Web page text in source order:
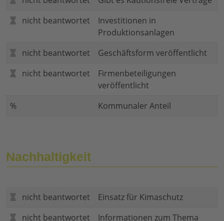
nicht beantwortet
Investitionen in
Produktionsanlagen
nicht beantwortet
Geschäftsform veröffentlicht
nicht beantwortet
Firmenbeteiligungen
veröffentlicht
%
Kommunaler Anteil
Nachhaltigkeit
nicht beantwortet
Einsatz für Kimaschutz
nicht beantwortet
Informationen zum Thema